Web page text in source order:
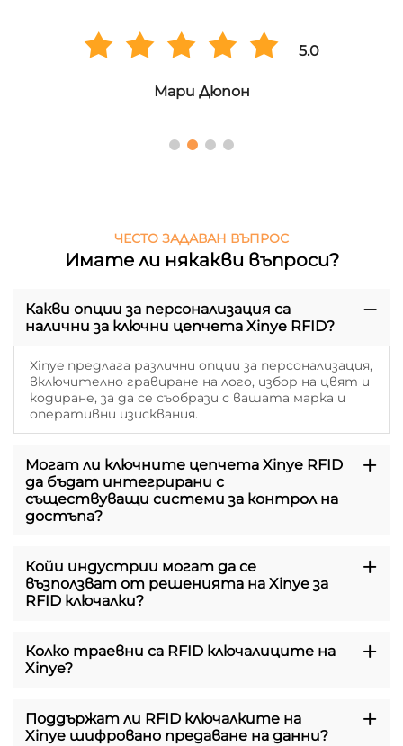
5.0
Мари Дюпон
ЧЕСТО ЗАДАВАН ВЪПРОС
Имате ли някакви въпроси?
Какви опции за персонализация са
налични за ключни цепчета Xinye RFID?
Xinye предлага различни опции за персонализация,
включително гравиране на лого, избор на цвят и
кодиране, за да се съобрази с вашата марка и
оперативни изисквания.
Могат ли ключните цепчета Xinye RFID
да бъдат интегрирани с
съществуващи системи за контрол на
достъпа?
Койи индустрии могат да се
възползват от решенията на Xinye за
RFID ключалки?
Колко траевни са RFID ключалиците на
Xinye?
Поддържат ли RFID ключалките на
Xinye шифровано предаване на данни?